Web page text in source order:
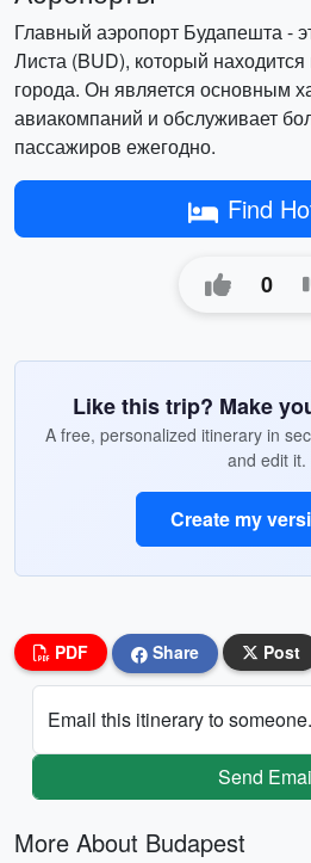
Главный аэропорт Будапешта -
Листа (BUD), который
города. Он является основным
авиакомпаний и обслуживает
пассажиров ежегодно.
Find
0
Like this trip? Make
A free, personalized itinerary in
and edit it.
Create my
PDF Share Post
Email this itinerary to
Send
More About Budapest